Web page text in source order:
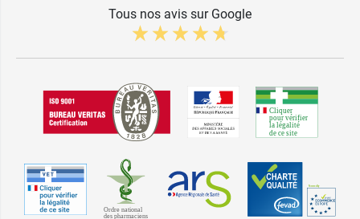
Tous nos avis sur Google